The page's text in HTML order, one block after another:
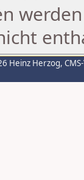
Heinz Herzog,